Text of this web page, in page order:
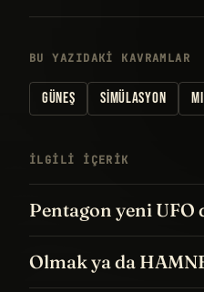
BU YAZIDAKI KAVRAMLAR
İLGILI IÇERIK
Pentagon yeni UFO